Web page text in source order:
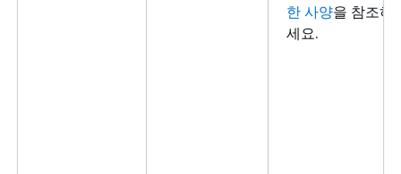
한 사양을 참조하
세요.